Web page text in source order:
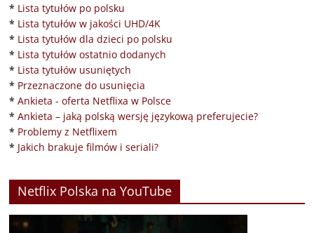
* Lista tytułów po polsku
* Lista tytułów w jakości UHD/4K
* Lista tytułów dla dzieci po polsku
* Lista tytułów ostatnio dodanych
* Lista tytułów usuniętych
* Przeznaczone do usunięcia
* Ankieta - oferta Netflixa w Polsce
* Ankieta – jaką polską wersję językową preferujecie?
* Problemy z Netflixem
* Jakich brakuje filmów i seriali?
Netflix Polska na YouTube